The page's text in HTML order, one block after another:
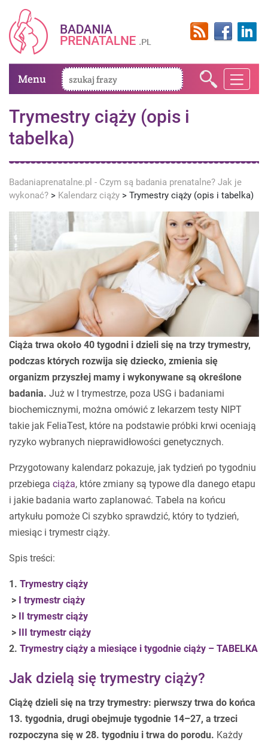
Menu
Trymestry ciąży (opis i
tabelka)
Badaniaprenatalne.pl - Czym są badania prenatalne? Jak je
wykonać? > Kalendarz ciąży > Trymestry ciąży (opis i tabelka)
Ciąża trwa około 40 tygodni i dzieli się na trzy trymestry,
podczas których rozwija się dziecko, zmienia się
organizm przyszłej mamy i wykonywane są określone
badania. Już w I trymestrze, poza USG i badaniami
biochemicznymi, można omówić z lekarzem testy NIPT
takie jak FeliaTest, które na podstawie próbki krwi oceniają
ryzyko wybranych nieprawidłowości genetycznych.
Przygotowany kalendarz pokazuje, jak tydzień po tygodniu
przebiega ciąża, które zmiany są typowe dla danego etapu
i jakie badania warto zaplanować. Tabela na końcu
artykułu pomoże Ci szybko sprawdzić, który to tydzień,
miesiąc i trymestr ciąży.
Spis treści:
1. Trymestry ciąży
> I trymestr ciąży
> II trymestr ciąży
> III trymestr ciąży
2. Trymestry ciąży a miesiące i tygodnie ciąży – TABELKA
Jak dzielą się trymestry ciąży?
Ciążę dzieli się na trzy trymestry: pierwszy trwa do końca
13. tygodnia, drugi obejmuje tygodnie 14–27, a trzeci
rozpoczyna się w 28. tygodniu i trwa do porodu. Każdy